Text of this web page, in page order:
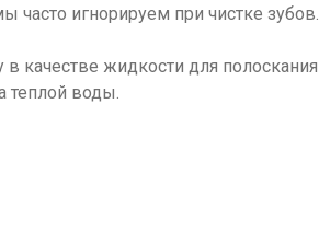
часто игнорируем при чистке зубов.
качестве жидкости для полоскания
теплой воды.